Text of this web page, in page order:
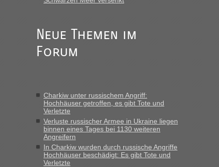
Neue Themen im
Forum
Charkiw unter russischem Angriff:
Hochhäuser getroffen, es gibt Tote und
Verletzte
Verluste russischer Armee in Ukraine liegen
binnen eines Tages bei 1130 weiteren
Angreifern
In Charkiw wurden durch russische Angriffe
Hochhäuser beschädigt: Es gibt Tote und
Verletzte